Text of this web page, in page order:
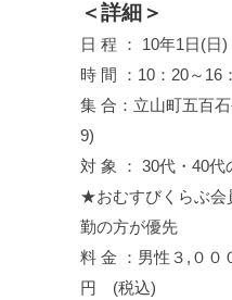
＜詳細＞
日 程 ： 10年1日(日)
時 間 ：10：20～16
集 合：立山町五百
9)
対 象 ： 30代・40
★おむすびくらぶ会
勤の方が優先
料 金 ：男性３,０
円 (税込)